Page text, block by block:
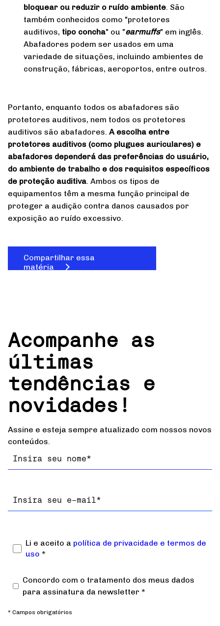
bloquear ou reduzir o ruído ambiente. São
também conhecidos como "protetores
auditivos, tipo concha" ou "earmuffs" em inglês.
Abafadores podem ser usados em uma
variedade de situações, incluindo ambientes de
construção, fábricas, aeroportos, entre outros.
Portanto, enquanto todos os abafadores são
protetores auditivos, nem todos os protetores
auditivos são abafadores. A escolha entre
protetores auditivos (como plugues auriculares) e
abafadores dependerá das preferências do usuário,
do ambiente de trabalho e dos requisitos específicos
de proteção auditiva. Ambos os tipos de
equipamentos têm a mesma função principal de
proteger a audição contra danos causados por
exposição ao ruído excessivo.
Compartilhar essa
matéria
Acompanhe as
últimas
tendências e
novidades!
Assine e esteja sempre atualizado com nossos novos
conteúdos.
Nome
Email
Li e aceito a política de privacidade e termos de
uso *
Concordo com o tratamento dos meus dados
para assinatura da newsletter *
* Campos obrigatórios